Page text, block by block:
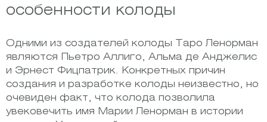
особенности колоды
Одними из создателей колоды Таро Ленорман
являются Пьетро Аллиго, Альма де Анджелис
и Эрнест Фицпатрик. Конкретных причин
создания и разработке колоды неизвестно, но
очевиден факт, что колода позволила
увековечить имя Марии Ленорман в истории